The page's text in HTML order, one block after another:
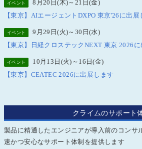
イベント
8月20日(木)～21日(金)
【東京】AIエージェントDXPO 東京'26に出展
イベント
9月29日(火)～30日(水)
【東京】日経クロステックNEXT 東京 2026
イベント
10月13日(火)～16日(金)
【東京】CEATEC 2026に出展します
クライムのサポート
製品に精通したエンジニアが導入前のコンサ
速かつ安心なサポート体制を提供します